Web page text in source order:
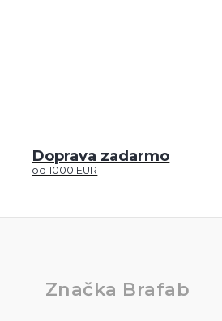
Doprava zadarmo
od 1000 EUR
Značka Brafab